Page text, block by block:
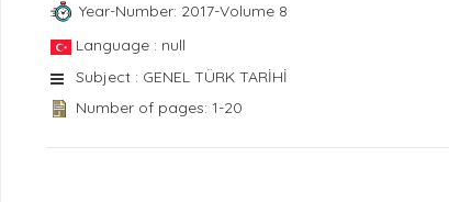
Year-Number: 2017-Volume 8
Language : null
Subject : GENEL TÜRK TARİHİ
Number of pages: 1-20